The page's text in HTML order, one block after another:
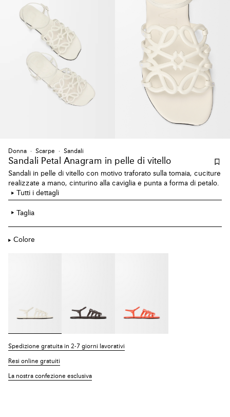
Donna Scarpe Sandali
Sandali Petal Anagram in pelle di vitello
Sandali in pelle di vitello con motivo traforato sulla tomaia, cuciture
realizzate a mano, cinturino alla caviglia e punta a forma di petalo.
Tutti i dettagli
Taglia
Colore
Spedizione gratuita in 2-7 giorni lavorativi
Resi online gratuiti
La nostra confezione esclusiva